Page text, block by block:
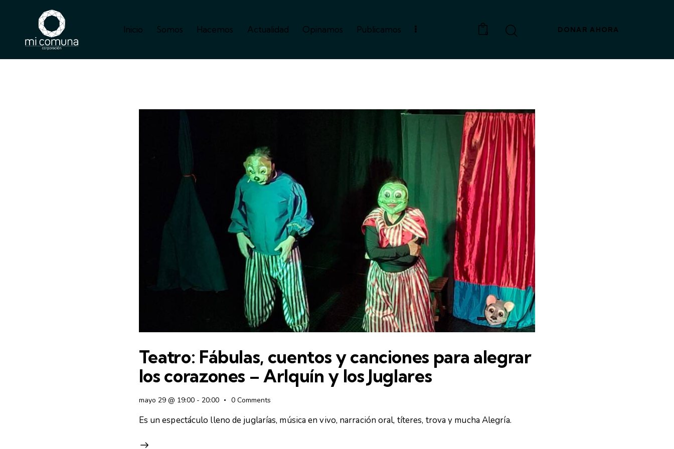
Inicio Somos Hacemos Actualidad Opinamos Publicamos 0
DONAR AHORA
Teatro: Fábulas, cuentos y canciones para alegrar
los corazones – Arlquín y los Juglares
mayo 29 @ 19:00- 20:00 0 Comments
Es un espectáculo lleno de juglarías, música en vivo, narración oral, títeres, trova y mucha Alegría.